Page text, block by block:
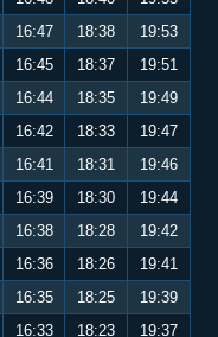
16:47 18:38
19:53
16:45 18:37
19:51
16:44 18:35
19:49
16:42 18:33
19:47
16:41 18:31
19:46
16:39 18:30
19:44
16:38 18:28
19:42
16:36 18:26
19:41
16:35 18:25
19:39
16:33 18:23
19:37